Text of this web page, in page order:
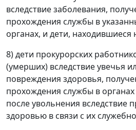
вследствие заболевания,
прохождения службы в
органах, и дети,
8) дети прокурорских
(умерших) вследствие увечья
повреждения здоровья,
прохождения службы в
после увольнения вследствие
здоровью в связи с их